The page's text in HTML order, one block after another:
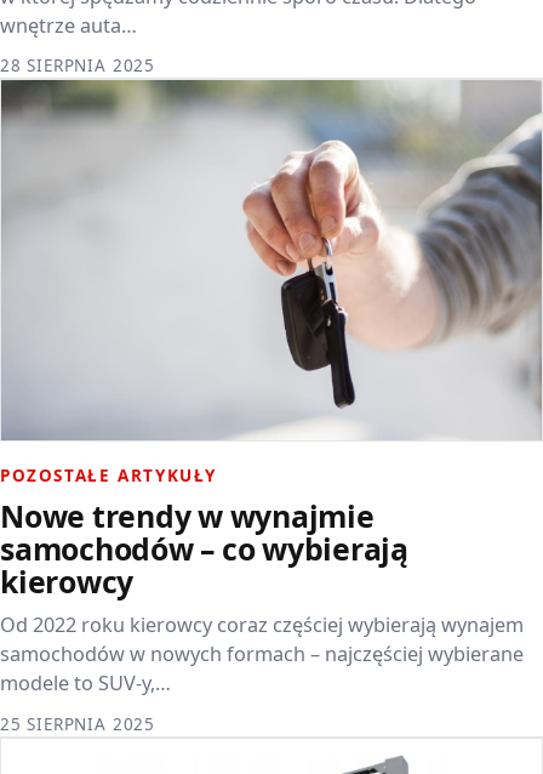
wnętrze auta…
28 SIERPNIA 2025
POZOSTAŁE ARTYKUŁY
Nowe trendy w wynajmie
samochodów – co wybierają
kierowcy
Od 2022 roku kierowcy coraz częściej wybierają wynajem
samochodów w nowych formach – najczęściej wybierane
modele to SUV-y,…
25 SIERPNIA 2025